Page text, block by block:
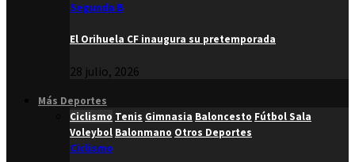
Segunda B
El Orihuela CF inaugura su pretemporada
28 julio, 2026
Más Deportes
Ciclismo Tenis Gimnasia Baloncesto Fútbol Sala
Voleybol Balonmano Otros Deportes
Ciclismo